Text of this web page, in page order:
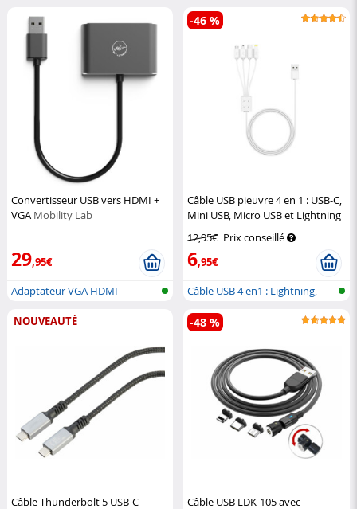
type C
Convertisseur USB vers HDMI +
VGA Mobility Lab
29,95€
Adaptateur VGA HDMI
Câble USB pieuvre 4 en 1 : USB-C,
Mini USB, Micro USB et Lightning
12,95€ Prix conseillé
6,95€
-46 %
Câble USB 4 en1 : Lightning,
USB Ty...
NOUVEAUTÉ
Câble Thunderbolt 5 USB-C Câble USB LDK-105 avec
-48 %